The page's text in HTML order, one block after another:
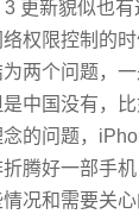
3 更新貌似也
权限控制的
两个问题，
中国没有，
的问题，
腾好一部手
况和需要关心